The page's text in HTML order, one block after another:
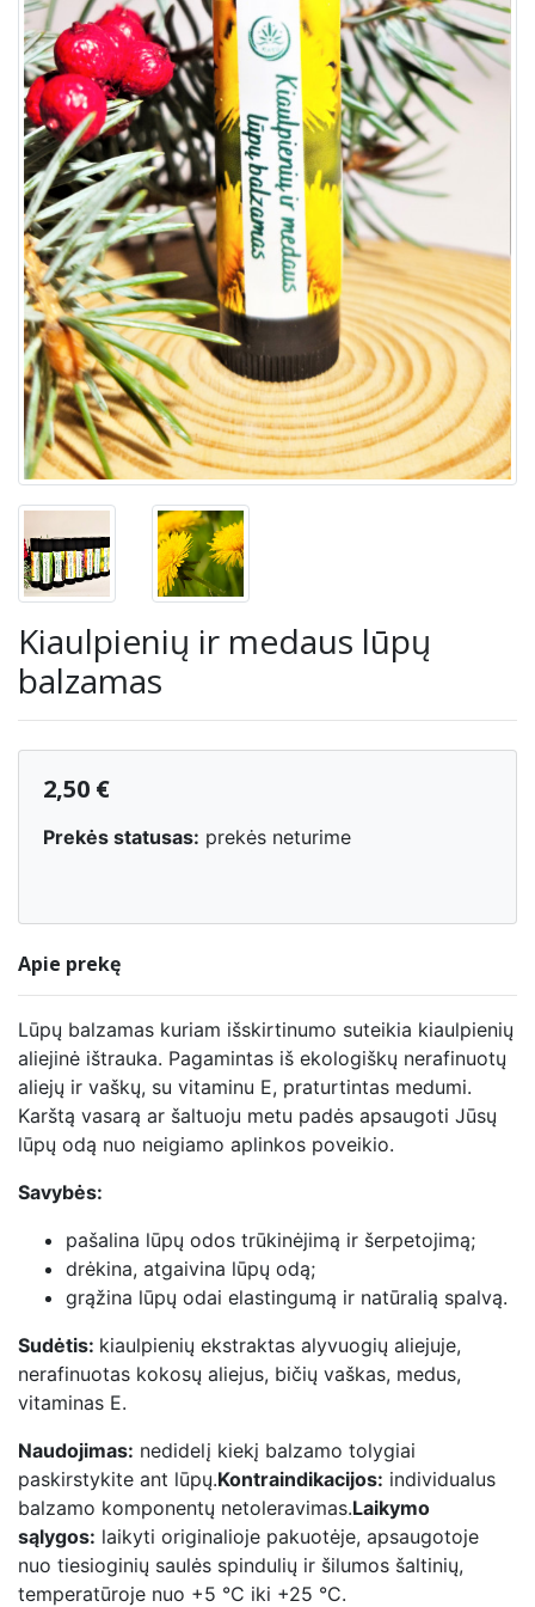
Kiaulpienių ir medaus lūpų
balzamas
2,50 €
Prekės statusas: prekės neturime
Apie prekę
Lūpų balzamas kuriam išskirtinumo suteikia kiaulpienių
aliejinė ištrauka. Pagamintas iš ekologiškų nerafinuotų
aliejų ir vaškų, su vitaminu E, praturtintas medumi.
Karštą vasarą ar šaltuoju metu padės apsaugoti Jūsų
lūpų odą nuo neigiamo aplinkos poveikio.
Savybės:
pašalina lūpų odos trūkinėjimą ir šerpetojimą;
drėkina, atgaivina lūpų odą;
grąžina lūpų odai elastingumą ir natūralią spalvą.
Sudėtis: kiaulpienių ekstraktas alyvuogių aliejuje,
nerafinuotas kokosų aliejus, bičių vaškas, medus,
vitaminas E.
Naudojimas: nedidelį kiekį balzamo tolygiai
paskirstykite ant lūpų.Kontraindikacijos: individualus
balzamo komponentų netoleravimas.Laikymo
sąlygos: laikyti originalioje pakuotėje, apsaugotoje
nuo tiesioginių saulės spindulių ir šilumos šaltinių,
temperatūroje nuo +5 °C iki +25 °C.